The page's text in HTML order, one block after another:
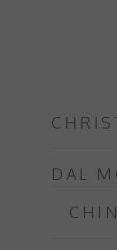
DAL